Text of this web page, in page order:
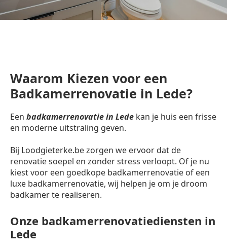
Waarom Kiezen voor een
Badkamerrenovatie in Lede?
Een badkamerrenovatie in Lede kan je huis een frisse
en moderne uitstraling geven.
Bij Loodgieterke.be zorgen we ervoor dat de
renovatie soepel en zonder stress verloopt. Of je nu
kiest voor een goedkope badkamerrenovatie of een
luxe badkamerrenovatie, wij helpen je om je droom
badkamer te realiseren.
Onze badkamerrenovatiediensten in
Lede